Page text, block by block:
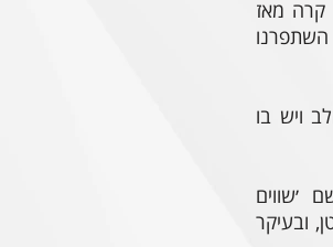
קרה מאז
השתפרנו
ויש בו
׳שווים
ובעיקר